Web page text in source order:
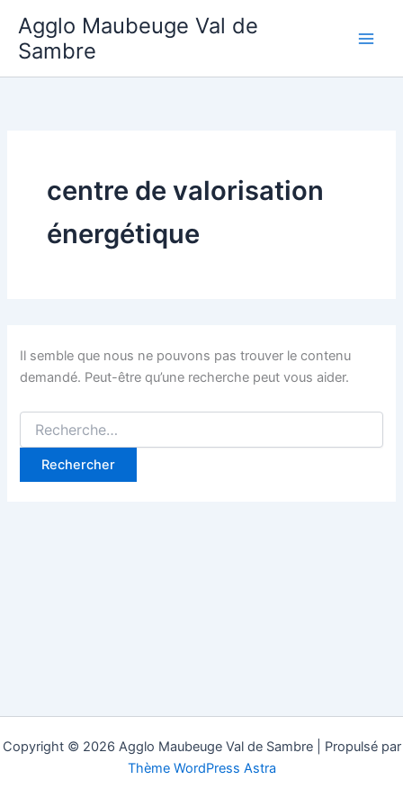
contenu
Agglo Maubeuge Val de
Sambre
centre de valorisation
énergétique
Il semble que nous ne pouvons pas trouver le contenu
demandé. Peut-être qu’une recherche peut vous aider.
Rechercher :
Copyright © 2026 Agglo Maubeuge Val de Sambre | Propulsé par
Thème WordPress Astra